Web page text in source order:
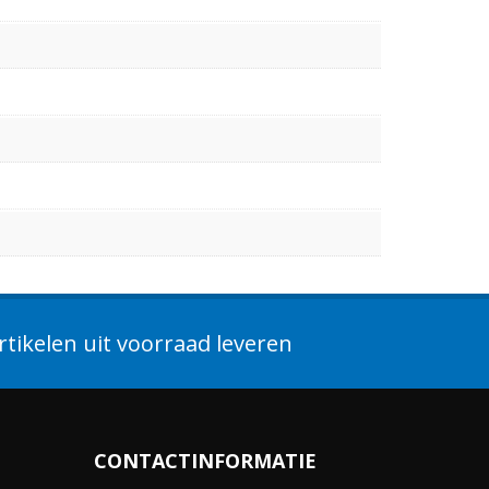
uit voorraad leveren
CONTACTINFORMATIE